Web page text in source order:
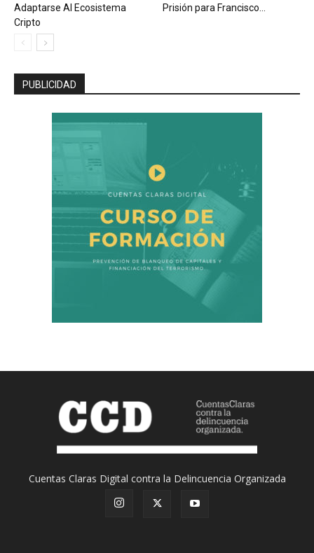
Adaptarse Al Ecosistema
Cripto
Prisión para Francisco...
PUBLICIDAD
Cuentas Claras Digital contra la Delincuencia Organizada